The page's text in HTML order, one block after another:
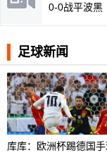
0-0战平波黑
足球新闻
库库：欧洲杯踢德国